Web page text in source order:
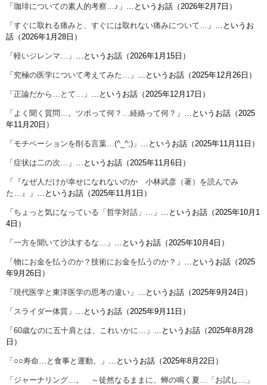
「 珈琲についての素人的考察…♪ 」…というお話（2026年2月7日）
「 すぐに取れる痛みと、すぐには取れない痛みについて… 」…というお
話（2026年1月28日）
「 軽いジレンマ… 」…というお話（2026年1月15日）
「 究極の医学について考えてみた… 」…というお話（2025年12月26日）
「 正論だから…とて… 」…というお話（2025年12月17日）
「 よく聞く質問…。ツボって何？…経絡って何？ 」…というお話（2025
年11月20日）
「 モチベーションを削る言葉…(^_^;) 」…というお話（2025年11月11日）
「 症状は二の次… 」…というお話（2025年11月6日）
「
『なぜ人だけが幸せになれないのか 小林武彦（著）を読んでみ
た…』
」…というお話（2025年11月1日）
「 ちょっと気になっている「哲学対話」… 」…というお話（2025年10月1
4日）
「 一方を聞いて沙汰するな… 」…というお話（2025年10月4日）
「 物にお金を払うのか？技術にお金を払うのか？ 」…というお話（2025
年9月26日）
「 現代医学と東洋医学の思考の違い 」…というお話（2025年9月24日）
「 スライダー体質 」…というお話（2025年9月11日）
「 60歳なのに五十肩とは、これいかに… 」…というお話（2025年8月28
日）
「 ○○寿命…と食事と運動。 」…というお話（2025年8月22日）
「 ジャーナリング…。 ～徒然なるままに、蝉の鳴く夏…「お試し…」